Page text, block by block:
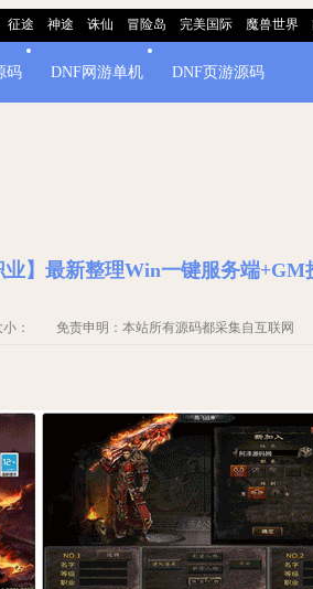
征途 神途 诛仙 冒险岛 完美国际 魔兽世界
码 DNF网游单机 DNF页游源码
】最新整理Win一键服务端
： 免责申明：本站所有源码都采集自互联网